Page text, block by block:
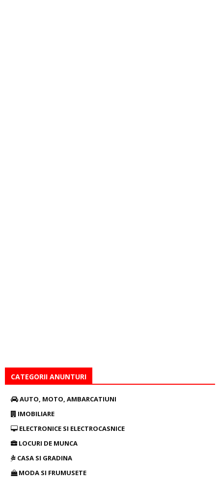
CATEGORII ANUNTURI
AUTO, MOTO, AMBARCATIUNI
IMOBILIARE
ELECTRONICE SI ELECTROCASNICE
LOCURI DE MUNCA
CASA SI GRADINA
MODA SI FRUMUSETE